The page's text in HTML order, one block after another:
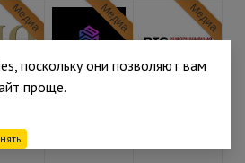
Медиа Медиа Медиа
Медиа
поскольку они позволяют вам
проще.